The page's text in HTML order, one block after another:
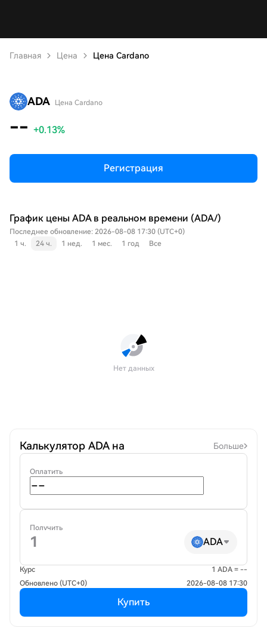
Главная Цена Цена Cardano
ADA Цена Cardano
-- +0.13%
Регистрация
График цены ADA в реальном времени (ADA/)
Последнее обновление: 2026-08-08 17:30 (UTC+0)
1 ч.
24 ч. 1 нед. 1 мес. 1 год Все
Нет данных
Калькулятор ADA на Больше
Оплатить
Получить
ADA
Курс
1 ADA = --
Обновлено (UTC+0)
2026-08-08 17:30
Купить